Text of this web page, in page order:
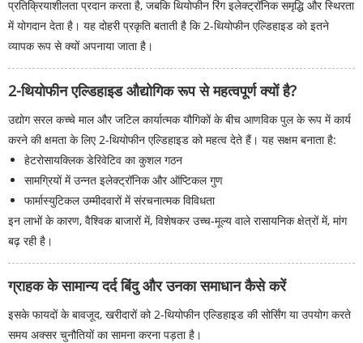
प्रतिक्रियाशीलता प्रदान करता है, जबकि थियोफीन रिंग इलेक्ट्रॉनिक समृद्धि और स्थिरता
में योगदान देता है। यह दोहरी प्रकृति बताती है कि 2-थियोफीन एल्डिहाइड को इतने
व्यापक रूप से क्यों अपनाया जाता है।
2-थियोफीन एल्डिहाइड औद्योगिक रूप से महत्वपूर्ण क्यों है?
उद्योग सरल कच्चे माल और जटिल कार्यात्मक यौगिकों के बीच आणविक पुल के रूप में कार्य
करने की क्षमता के लिए 2-थियोफीन एल्डिहाइड को महत्व देते हैं। यह सक्षम बनाता है:
हेटरोसायक्लिक डेरिवेटिव का कुशल गठन
सामग्रियों में उन्नत इलेक्ट्रॉनिक और ऑप्टिकल गुण
फार्मास्युटिकल उम्मीदवारों में संरचनात्मक विविधता
इन लाभों के कारण, वैश्विक बाजारों में, विशेषकर उच्च-मूल्य वाले रासायनिक क्षेत्रों में, मांग
बढ़ रही है।
ग्राहक के सामान्य दर्द बिंदु और उनका समाधान कैसे करें
इसके फायदों के बावजूद, खरीदारों को 2-थियोफीन एल्डिहाइड की सोर्सिंग या उपयोग करते
समय अक्सर चुनौतियों का सामना करना पड़ता है।